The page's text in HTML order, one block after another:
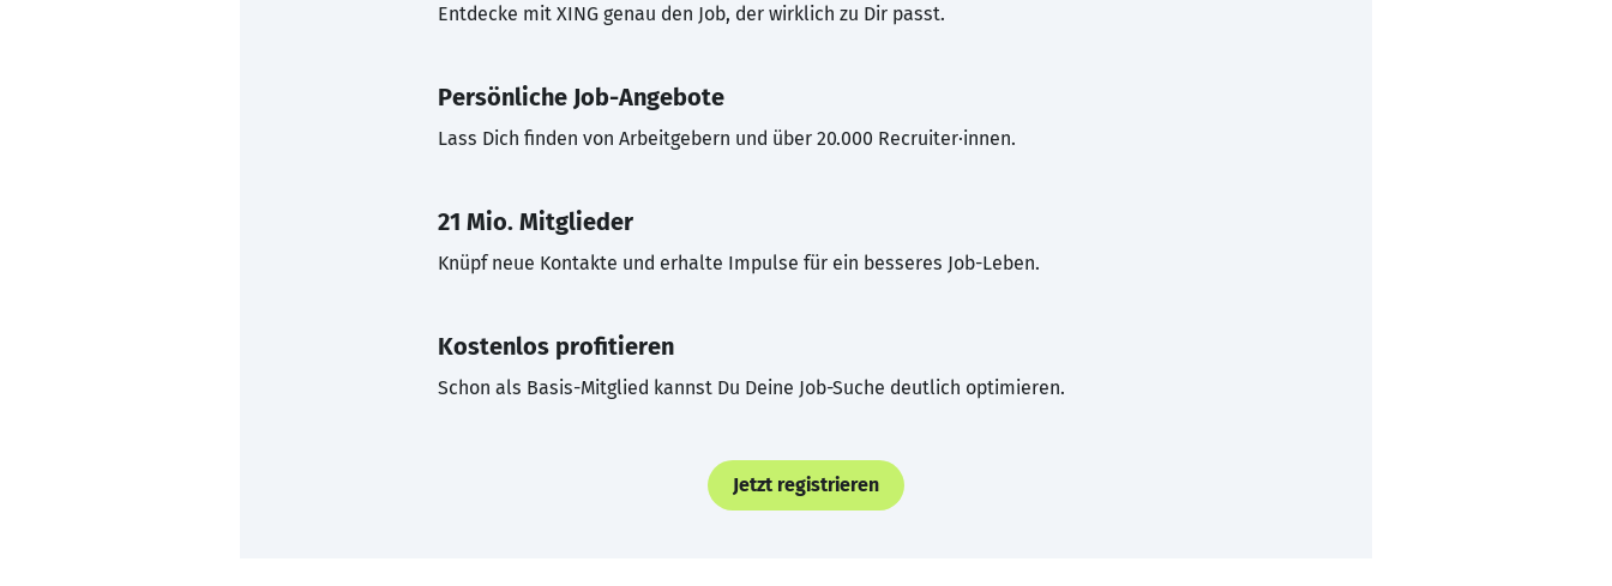
Entdecke mit XING genau den Job, der wirklich zu Dir passt.
Persönliche Job-Angebote
Lass Dich finden von Arbeitgebern und über 20.000 Recruiter·innen.
21 Mio. Mitglieder
Knüpf neue Kontakte und erhalte Impulse für ein besseres Job-Leben.
Kostenlos profitieren
Schon als Basis-Mitglied kannst Du Deine Job-Suche deutlich optimieren.
Jetzt registrieren